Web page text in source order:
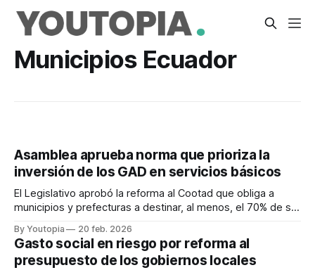
Municipios Ecuador
Asamblea aprueba norma que prioriza la
inversión de los GAD en servicios básicos
El Legislativo aprobó la reforma al Cootad que obliga a
municipios y prefecturas a destinar, al menos, el 70% de su
By Youtopia 20 feb. 2026
Gasto social en riesgo por reforma al
presupuesto de los gobiernos locales